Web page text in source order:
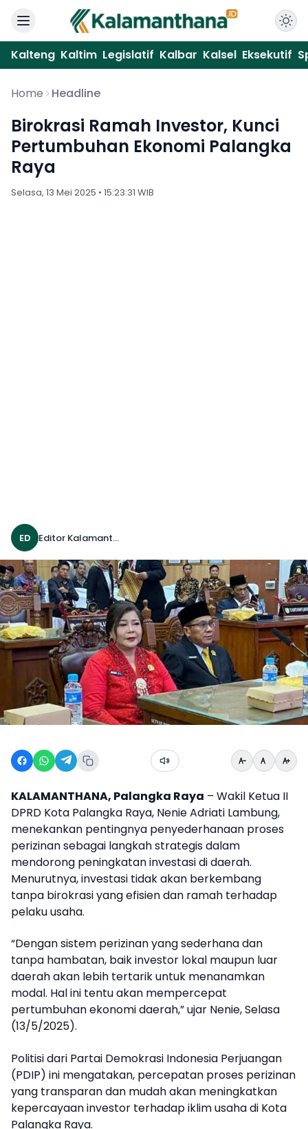
Kalteng Kaltim Legislatif Kalbar Kalsel Eksekutif
Home Headline
Birokrasi Ramah Investor, Kunci
Pertumbuhan Ekonomi Palangka
Raya
Selasa, 13 Mei 2025 • 15:23:31 WIB
ED Editor Kalamanthana 25
KALAMANTHANA, Palangka Raya – Wakil Ketua II
DPRD Kota Palangka Raya, Nenie Adriati Lambung,
menekankan pentingnya penyederhanaan proses
perizinan sebagai langkah strategis dalam
mendorong peningkatan investasi di daerah.
Menurutnya, investasi tidak akan berkembang
tanpa birokrasi yang efisien dan ramah terhadap
pelaku usaha.
“Dengan sistem perizinan yang sederhana dan
tanpa hambatan, baik investor lokal maupun luar
daerah akan lebih tertarik untuk menanamkan
modal. Hal ini tentu akan mempercepat
pertumbuhan ekonomi daerah,” ujar Nenie, Selasa
(13/5/2025).
Politisi dari Partai Demokrasi Indonesia Perjuangan
(PDIP) ini mengatakan, percepatan proses perizinan
yang transparan dan mudah akan meningkatkan
kepercayaan investor terhadap iklim usaha di Kota
Palangka Raya.